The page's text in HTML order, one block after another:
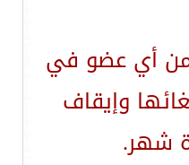
أي عضو في
وإيقاف
شهر.